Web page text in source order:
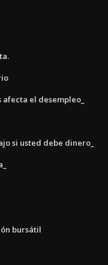
el desempleo_
si usted debe dinero_
bursátil